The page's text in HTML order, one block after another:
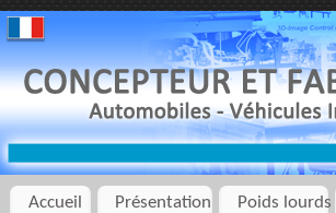
Accueil Présentation Poids lourds